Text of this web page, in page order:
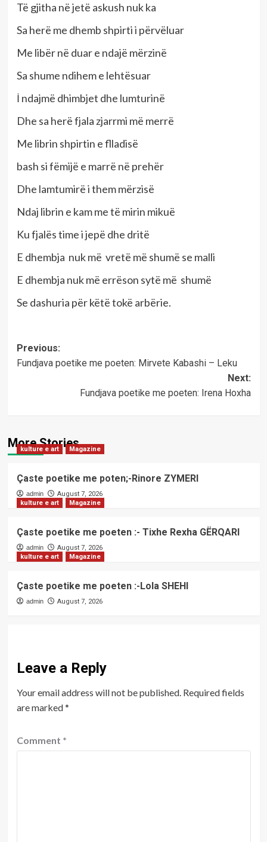
Të gjitha në jetë askush nuk ka
Sa herë me dhemb shpirti i përvëluar
Me libër në duar e ndajë mërzinë
Sa shume ndihem e lehtësuar
İ ndajmë dhimbjet dhe lumturinë
Dhe sa herë fjala zjarrmi më merrë
Me librin shpirtin e flladisë
bash si fëmijë e marrë në prehër
Dhe lamtumirë i them mërzisë
Ndaj librin e kam me të mirin mikuë
Ku fjalës time i jepë dhe dritë
E dhembja nuk më vretë më shumë se malli
E dhembja nuk më errëson sytë më shumë
Se dashuria për këtë tokë arbërie.
Post
navigation
Previous:
Fundjava poetike me poeten: Mirvete Kabashi – Leku
Next:
Fundjava poetike me poeten: Irena Hoxha
More Stories
kulture e art Magazine
Çaste poetike me poten;-Rinore ZYMERI
admin
August 7, 2026
kulture e art
Magazine
Çaste poetike me poeten :- Tixhe Rexha GËRQARI
admin
August 7, 2026
kulture e art
Magazine
Çaste poetike me poeten :-Lola SHEHI
admin August 7, 2026
Leave a Reply
Your email address will not be published. Required fields
are marked*
Comment *